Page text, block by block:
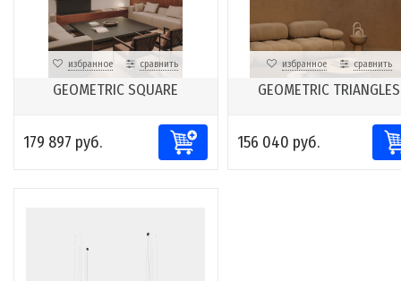
избранное сравнить
GEOMETRIC SQUARE
179 897 руб.
избранное сравнить
GEOMETRIC TRIANGLES
156 040 руб.